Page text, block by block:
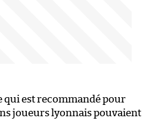
qui est recommandé pour
joueurs lyonnais pouvaient